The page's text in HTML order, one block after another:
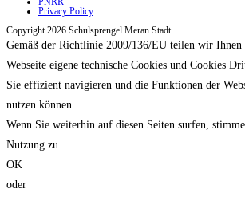
Privacy Policy
Copyright 2026 Schulsprengel Meran Stadt
Gemäß der Richtlinie 2009/136/EU teilen wir Ihnen
Webseite eigene technische Cookies und Cookies
Sie effizient navigieren und die Funktionen der
nutzen können.
Wenn Sie weiterhin auf diesen Seiten surfen,
Nutzung zu.
OK
oder